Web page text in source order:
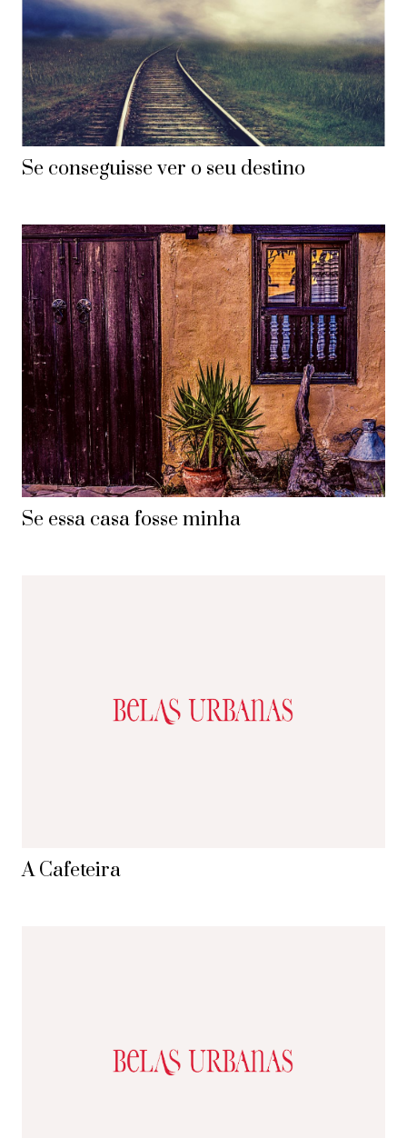
Se conseguisse ver o seu destino
Se essa casa fosse minha
A Cafeteira